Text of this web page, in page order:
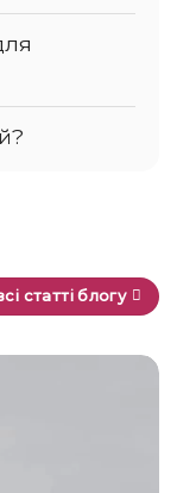
статті блогу